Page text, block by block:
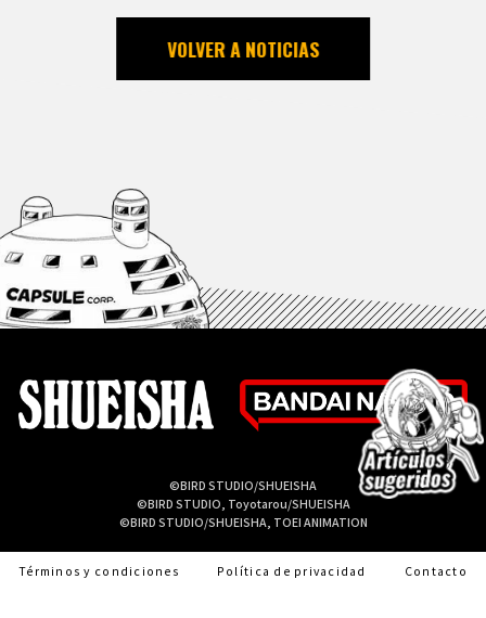
VOLVER A NOTICIAS
©BIRD STUDIO/SHUEISHA
©BIRD STUDIO, Toyotarou/SHUEISHA
©BIRD STUDIO/SHUEISHA, TOEI ANIMATION
Términos y condiciones Política de privacidad Contacto